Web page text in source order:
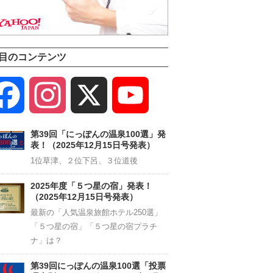
のコンテンツ
Facebook Instagram
Channel
第39回「にっぽんの温泉100選」発
表！（2025年12月15日号発表）
1位草津、２位下呂、３位道後
2025年度「５つ星の宿」発表！
（2025年12月15日号発表）
最新の「人気温泉旅館ホテル250選」
「５つ星の宿」「５つ星の宿プラチ
ナ」は？
第39回にっぽんの温泉100選「投票